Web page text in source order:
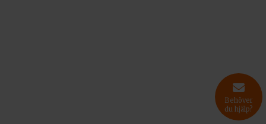
Behöver
du hjälp?